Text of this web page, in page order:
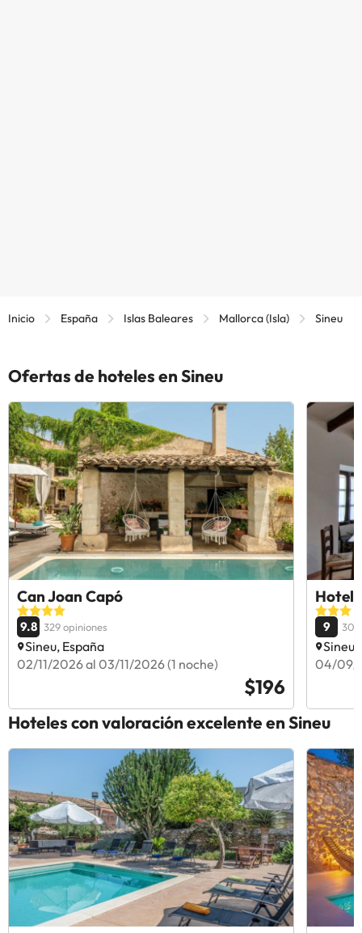
Inicio España Islas Baleares Mallorca (Isla) Sineu
Ofertas de hoteles en Sineu
Can Joan Capó
9.8 329 opiniones
Sineu, España
02/11/2026 al 03/11/2026 (1 noche)
$196
Hotel
9 301
Sineu,
04/09/
Hoteles con valoración excelente en Sineu